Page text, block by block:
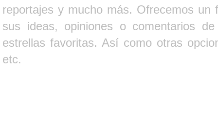
reportajes y mucho más. Ofrecemos un
sus ideas, opiniones o comentarios
estrellas favoritas. Así como otras
etc.